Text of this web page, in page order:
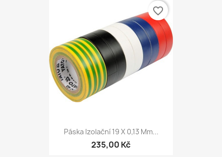
Páska Izolační 19 X 0,13 Mm...
235,00 Kč
favorite_border